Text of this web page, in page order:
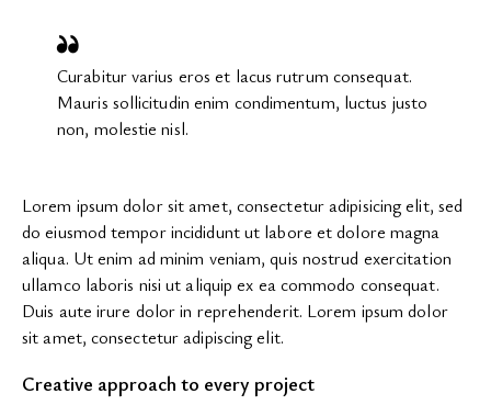
Curabitur varius eros et lacus rutrum consequat.
Mauris sollicitudin enim condimentum, luctus justo
non, molestie nisl.
Lorem ipsum dolor sit amet, consectetur adipisicing elit, sed
do eiusmod tempor incididunt ut labore et dolore magna
aliqua. Ut enim ad minim veniam, quis nostrud exercitation
ullamco laboris nisi ut aliquip ex ea commodo consequat.
Duis aute irure dolor in reprehenderit. Lorem ipsum dolor
sit amet, consectetur adipiscing elit.
Creative approach to every project